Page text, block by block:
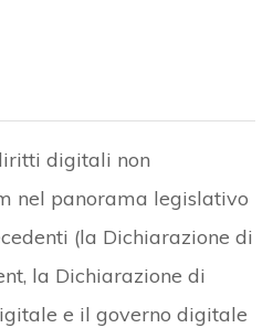
digitali non
nel panorama legislativo
(la Dichiarazione di
la Dichiarazione di
e il governo digitale